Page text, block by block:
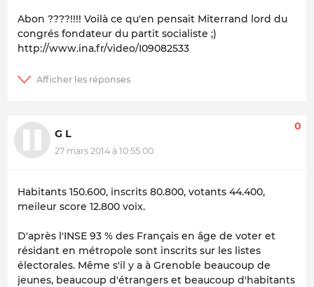
Abon ????!!!! Voilà ce qu'en pensait Miterrand lord du
congrés fondateur du partit socialiste ;)
http://www.ina.fr/video/I09082533
G L
27 mars 2014 à 10:55:00
0
Habitants 150.600, inscrits 80.800, votants 44.400,
meileur score 12.800 voix.
D'après l'INSE 93 % des Français en âge de voter et
résidant en métropole sont inscrits sur les listes
électorales. Même s'il y a à Grenoble beaucoup de
jeunes, beaucoup d'étrangers et beaucoup d'habitants